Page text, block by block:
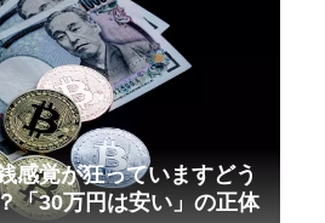
感覚が狂っていますどう
「30万円は安い」の正体